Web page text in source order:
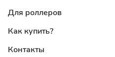
Для роллеров
Как купить?
Контакты